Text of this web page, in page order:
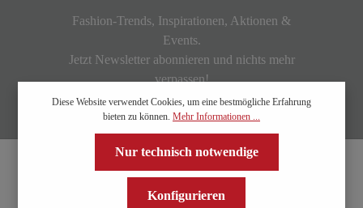
Fashion-Trends, Inspirationen, Aktionen &
Events.
Jetzt Newsletter abonnieren und nichts mehr
verpassen!
Diese Website verwendet Cookies, um eine bestmögliche Erfahrung
bieten zu können. Mehr Informationen ...
Nur technisch notwendige
Konfigurieren